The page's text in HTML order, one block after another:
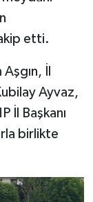
etti.
İl
Ayvaz,
İl Başkanı
birlikte